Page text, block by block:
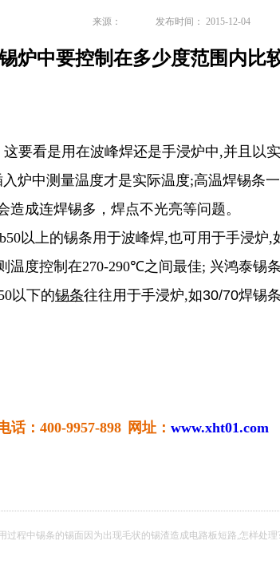
来源： 发布时间： 2015-12-04
炉中要控制在多少度范围内比
这要看是用在波峰焊还是手浸炉中,并且以
炉中测量温度才是实际温度;高温焊锡条
造成连焊锡多，焊点不光亮等问题。
以上的锡条用于波峰焊,也可用于手浸炉,
温度控制在270-290℃之间最佳; 兴鸿泰锡条
以下的锡条往往用于手浸炉,如30/70焊锡
话：400-9957-898 网址： www.xht01.com
过程中锡条的锡面因为出现毛状的锡渣造成电路板短路,怎样处理